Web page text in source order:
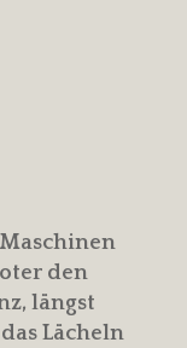
den
längst
Lächeln